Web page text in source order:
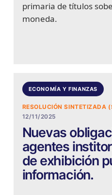
primaria de títulos
moneda.
ECONOMÍA Y FINANZAS
RESOLUCIÓN SINTETIZADA
12/11/2025
Nuevas
agentes
de exhibición
información.